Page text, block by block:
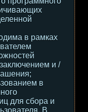
в рамках
и /
в
для сбора и
В